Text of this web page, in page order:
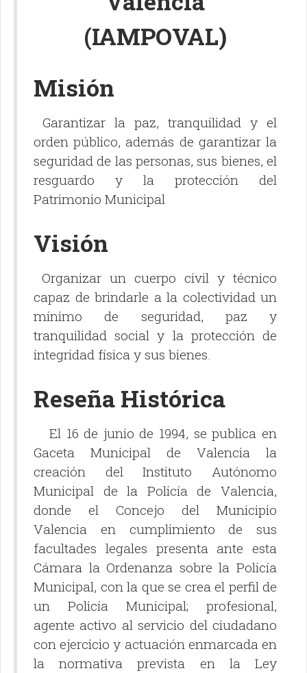
(IAMPOVAL)
Misión
Garantizar la paz, tranquilidad y el
orden público, además de garantizar la
seguridad de las personas, sus bienes, el
resguardo y la protección del
Patrimonio Municipal
Visión
Organizar un cuerpo civil y técnico
capaz de brindarle a la colectividad un
mínimo de seguridad, paz y
tranquilidad social y la protección de
integridad física y sus bienes.
Reseña Histórica
El 16 de junio de 1994, se publica en
Gaceta Municipal de Valencia la
creación del Instituto Autónomo
Municipal de la Policía de Valencia,
donde el Concejo del Municipio
Valencia en cumplimiento de sus
facultades legales presenta ante esta
Cámara la Ordenanza sobre la Policía
Municipal, con la que se crea el perfil de
un Policía Municipal; profesional,
agente activo al servicio del ciudadano
con ejercicio y actuación enmarcada en
la normativa prevista en la Ley